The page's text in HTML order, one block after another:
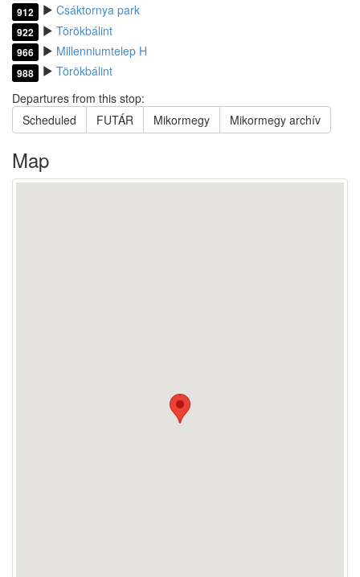
912 Csáktornya park
922 Törökbálint
966 Millenniumtelep H
988
Törökbálint
Departures from this stop:
Scheduled
FUTÁR Mikormegy Mikormegy archív
Map